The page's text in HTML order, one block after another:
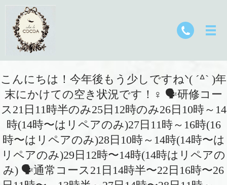
こんにちは！今年後もう少しですねᐠ( ´ᐞ` )年
末にかけての空き状況です！‍♀️ 🗣研修コー
ス21日11時半のみ25日12時のみ26日10時～14
時(14時〜はリペアのみ)27日11時～16時(16
時〜はリペアのみ)28日10時～14時(14時〜は
リペアのみ)29日12時〜14時(14時はリペアの
み) 🗣通常コース21日14時半〜22日16時〜26